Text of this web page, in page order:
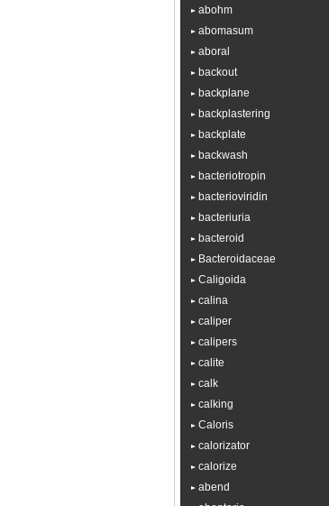
abohm
abomasum
aboral
backout
backplane
backplastering
backplate
backwash
bacteriotropin
bacterioviridin
bacteriuria
bacteroid
Bacteroidaceae
Caligoida
calina
caliper
calipers
calite
calk
calking
Caloris
calorizator
calorize
abend